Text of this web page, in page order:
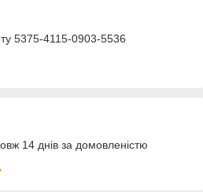
5375-4115-0903-5536
14 днів за домовленістю